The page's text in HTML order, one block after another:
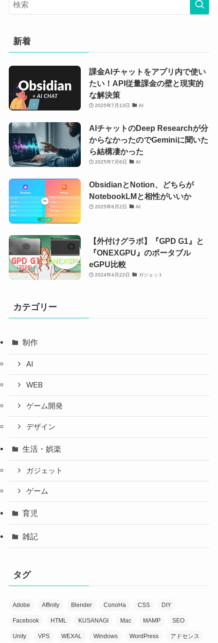
新着
課金AIチャットをアプリ内で使い
たい！API従量課金の壁と現実的
な解決策
2025年7月13日 AI
AIチャットのDeep Researchが分
からなかったのでGeminiに聞いた
ら結構凄かった
2025年7月6日 AI
ObsidianとNotion、どちらが
NotebookLMと相性がいいか
2025年6月2日 AI
【外付けグラボ】『GPD G1』と
『ONEXGPU』のポータブル
eGPU比較
2024年4月22日 ガジェット
カテゴリー
制作
AI
WEB
ゲーム開発
デザイン
生活・娯楽
ガジェット
ゲーム
育児
雑記
タグ
Adobe Affinity Blender ConoHa CSS DIY
Facebook HTML KUSANAGI Mac MAMP SEO
Unity VPS WEXAL Windows WordPress アドセンス